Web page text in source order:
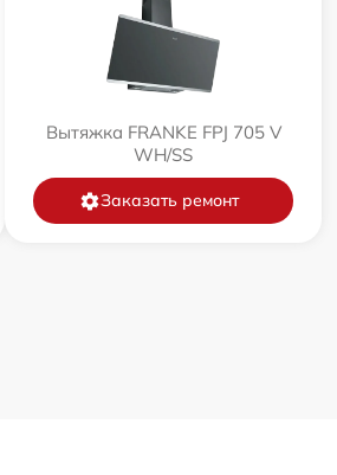
Вытяжка FRANKE FPJ 705 V
WH/SS
Заказать ремонт